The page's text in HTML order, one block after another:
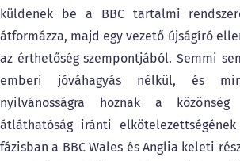
küldenek be a BBC tartalmi
átformázza, majd egy vezető újságíró
az érthetőség szempontjából. Semmi
emberi jóváhagyás nélkül, és
nyilvánosságra hoznak a
átláthatóság iránti
fázisban a BBC Wales és Anglia keleti